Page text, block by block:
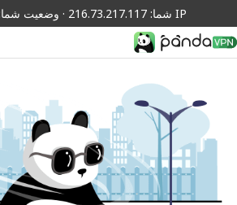
IP شما: 216.73.217.117 · وضعیت شما: